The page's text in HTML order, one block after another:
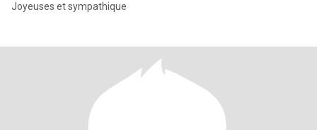
Joyeuses et sympathique